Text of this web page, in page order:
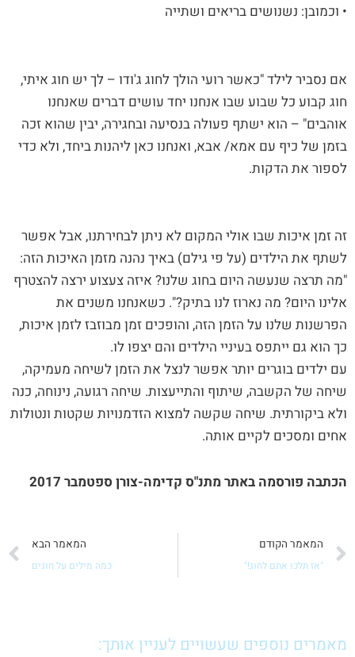
• וכמובן: נשנושים בריאים ושתייה
אם נסביר לילד "כאשר רועי הולך לחוג ג'ודו – לך יש חוג איתי,
חוג קבוע כל שבוע שבו אנחנו יחד עושים דברים שאנחנו
אוהבים" – הוא ישתף פעולה בנסיעה ובחגירה, יבין שהוא זכה
בזמן של כיף עם אמא/ אבא, ואנחנו כאן ליהנות ביחד, ולא כדי
לספור את הדקות.
זה זמן איכות שבו אולי המקום לא ניתן לבחירתנו, אבל אפשר
לשתף את הילדים (על פי גילם) באיך נהנה מזמן האיכות הזה:
"מה תרצה שנעשה היום בחוג שלנו? איזה צעצוע ירצה להצטרף
אלינו היום? מה נארוז לנו בתיק?". כשאנחנו משנים את
הפרשנות שלנו על הזמן הזה, והופכים זמן מבוזבז לזמן איכות,
כך הוא גם ייתפס בעיניי הילדים והם יצפו לו.
עם ילדים בוגרים יותר אפשר לנצל את הזמן לשיחה מעמיקה,
שיחה של הקשבה, שיתוף והתייעצות. שיחה רגועה, נינוחה, כנה
ולא ביקורתית. שיחה שקשה למצוא הזדמנויות שקטות ונטולות
אחים ומסכים לקיים אותה.
הכתבה פורסמה באתר מתנ"ס קדימה-צורן ספטמבר 2017
קודם
המאמר הקודם
"אז תלכו אתם לחוג!"
המאמר הבא
כמה מילים על חוגים
מאמרים נוספים שעשויים לעניין אותך: